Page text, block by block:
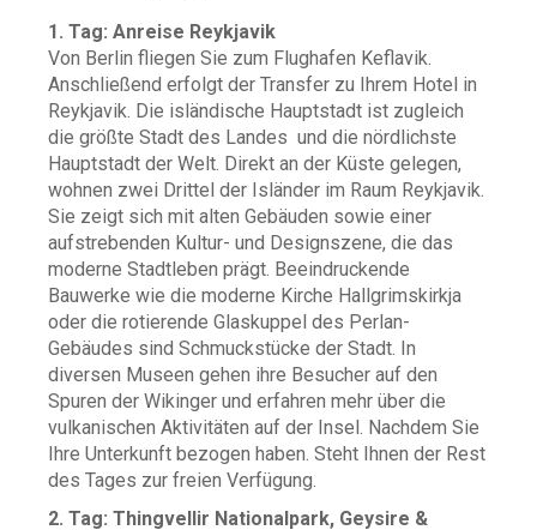
1. Tag: Anreise Reykjavik
Von Berlin fliegen Sie zum Flughafen Keflavik.
Anschließend erfolgt der Transfer zu Ihrem Hotel in
Reykjavik. Die isländische Hauptstadt ist zugleich
die größte Stadt des Landes und die nördlichste
Hauptstadt der Welt. Direkt an der Küste gelegen,
wohnen zwei Drittel der Isländer im Raum Reykjavik.
Sie zeigt sich mit alten Gebäuden sowie einer
aufstrebenden Kultur- und Designszene, die das
moderne Stadtleben prägt. Beeindruckende
Bauwerke wie die moderne Kirche Hallgrimskirkja
oder die rotierende Glaskuppel des Perlan-
Gebäudes sind Schmuckstücke der Stadt. In
diversen Museen gehen ihre Besucher auf den
Spuren der Wikinger und erfahren mehr über die
vulkanischen Aktivitäten auf der Insel. Nachdem Sie
Ihre Unterkunft bezogen haben. Steht Ihnen der Rest
des Tages zur freien Verfügung.
2. Tag: Thingvellir Nationalpark, Geysire &